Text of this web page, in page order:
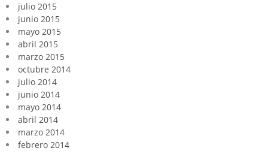
julio 2015
junio 2015
mayo 2015
abril 2015
marzo 2015
octubre 2014
julio 2014
junio 2014
mayo 2014
abril 2014
marzo 2014
febrero 2014